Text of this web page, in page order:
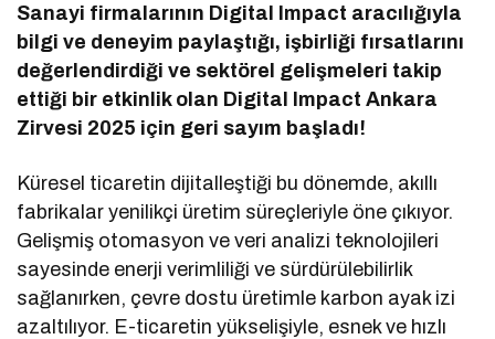
Sanayi firmalarının Digital Impact aracılığıyla
bilgi ve deneyim paylaştığı, işbirliği fırsatlarını
değerlendirdiği ve sektörel gelişmeleri takip
ettiği bir etkinlik olan Digital Impact Ankara
Zirvesi 2025 için geri sayım başladı!
Küresel ticaretin dijitalleştiği bu dönemde, akıllı
fabrikalar yenilikçi üretim süreçleriyle öne çıkıyor.
Gelişmiş otomasyon ve veri analizi teknolojileri
sayesinde enerji verimliliği ve sürdürülebilirlik
sağlanırken, çevre dostu üretimle karbon ayak izi
azaltılıyor. E-ticaretin yükselişiyle, esnek ve hızlı